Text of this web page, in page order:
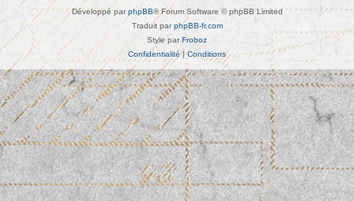
Développé parphpBB® Forum Software © phpBB Limited
Traduit parphpBB-fr.com
Style parFroboz
Confidentialité |Conditions